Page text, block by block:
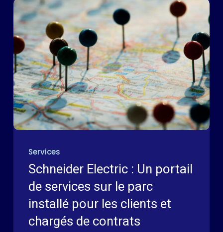
Services
Schneider Electric : Un portail
de services sur le parc
installé pour les clients et
chargés de contrats